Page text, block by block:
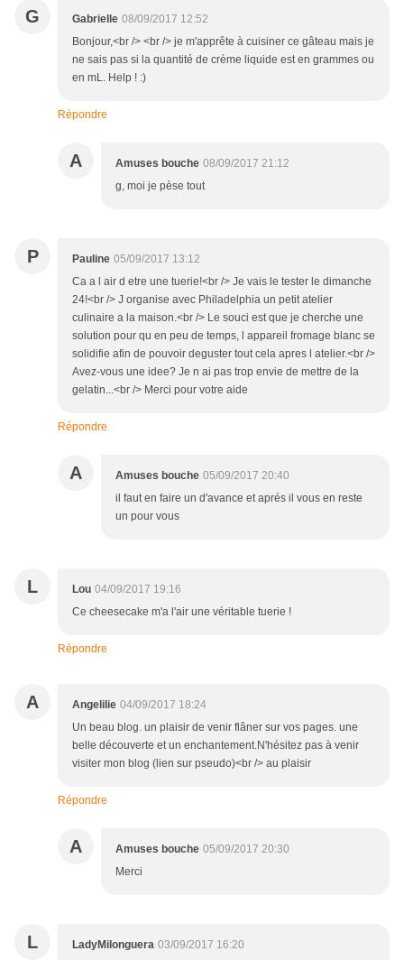
G Gabrielle 08/09/2017 12:52
Bonjour,<br /> <br /> je m'apprête à cuisiner ce gâteau mais je
ne sais pas si la quantité de crème liquide est en grammes ou
en mL. Help ! :)
Répondre
A Amuses bouche 08/09/2017 21:12
g, moi je pèse tout
P Pauline 05/09/2017 13:12
Ca a l air d etre une tuerie!<br /> Je vais le tester le dimanche
24!<br /> J organise avec Philadelphia un petit atelier
culinaire a la maison.<br /> Le souci est que je cherche une
solution pour qu en peu de temps, l appareil fromage blanc se
solidifie afin de pouvoir deguster tout cela apres l atelier.<br />
Avez-vous une idee? Je n ai pas trop envie de mettre de la
gelatin...<br /> Merci pour votre aide
Répondre
A Amuses bouche 05/09/2017 20:40
il faut en faire un d'avance et aprés il vous en reste
un pour vous
L Lou 04/09/2017 19:16
Ce cheesecake m'a l'air une véritable tuerie !
Répondre
A Angelilie 04/09/2017 18:24
Un beau blog. un plaisir de venir flâner sur vos pages. une
belle découverte et un enchantement.N'hésitez pas à venir
visiter mon blog (lien sur pseudo)<br /> au plaisir
Répondre
A Amuses bouche 05/09/2017 20:30
Merci
L LadyMilonguera 03/09/2017 16:20